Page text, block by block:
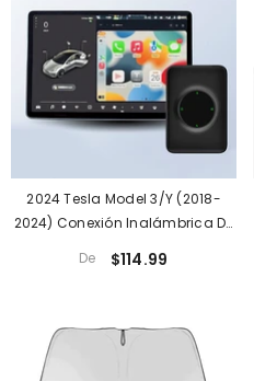
2024 Tesla Model 3/Y (2018-
2024) Conexión Inalámbrica De
Principal De Tesla (iOS
De $114.99